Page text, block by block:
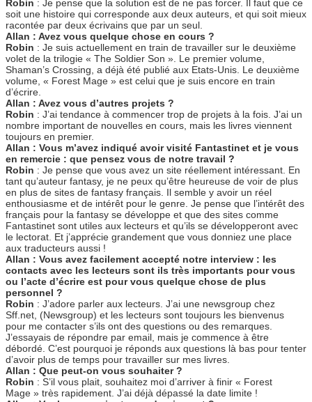
Robin : Je pense que la solution est de ne pas forcer. Il faut que ce
soit une histoire qui corresponde aux deux auteurs, et qui soit mieux
racontée par deux écrivains que par un seul.
Allan : Avez vous quelque chose en cours ?
Robin : Je suis actuellement en train de travailler sur le deuxième
volet de la trilogie « The Soldier Son ». Le premier volume,
Shaman’s Crossing, a déjà été publié aux Etats-Unis. Le deuxième
volume, « Forest Mage » est celui que je suis encore en train
d’écrire.
Allan : Avez vous d’autres projets ?
Robin : J’ai tendance à commencer trop de projets à la fois. J’ai un
nombre important de nouvelles en cours, mais les livres viennent
toujours en premier.
Allan : Vous m’avez indiqué avoir visité Fantastinet et je vous
en remercie : que pensez vous de notre travail ?
Robin : Je pense que vous avez un site réellement intéressant. En
tant qu’auteur fantasy, je ne peux qu’être heureuse de voir de plus
en plus de sites de fantasy français. Il semble y avoir un réel
enthousiasme et de intérêt pour le genre. Je pense que l’intérêt des
français pour la fantasy se développe et que des sites comme
Fantastinet sont utiles aux lecteurs et qu’ils se développeront avec
le lectorat. Et j’apprécie grandement que vous donniez une place
aux traducteurs aussi !
Allan : Vous avez facilement accepté notre interview : les
contacts avec les lecteurs sont ils très importants pour vous
ou l’acte d’écrire est pour vous quelque chose de plus
personnel ?
Robin : J’adore parler aux lecteurs. J’ai une newsgroup chez
Sff.net, (Newsgroup) et les lecteurs sont toujours les bienvenus
pour me contacter s’ils ont des questions ou des remarques.
J’essayais de répondre par email, mais je commence à être
débordé. C’est pourquoi je réponds aux questions là bas pour tenter
d’avoir plus de temps pour travailler sur mes livres.
Allan : Que peut-on vous souhaiter ?
Robin : S’il vous plait, souhaitez moi d’arriver à finir « Forest
Mage » très rapidement. J’ai déjà dépassé la date limite !